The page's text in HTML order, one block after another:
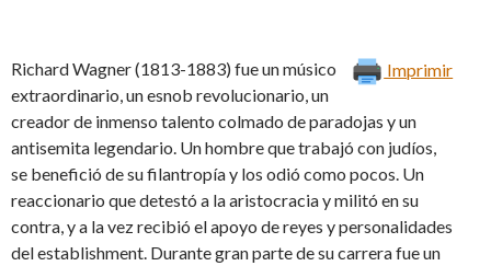
Imprimir
Richard Wagner (1813-1883) fue un músico
extraordinario, un esnob revolucionario, un
creador de inmenso talento colmado de paradojas y un
antisemita legendario. Un hombre que trabajó con judíos,
se benefició de su filantropía y los odió como pocos. Un
reaccionario que detestó a la aristocracia y militó en su
contra, y a la vez recibió el apoyo de reyes y personalidades
del establishment. Durante gran parte de su carrera fue un